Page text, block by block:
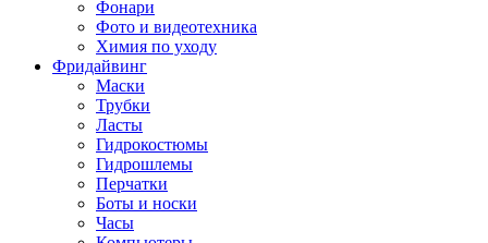
Фонари
Фото и видеотехника
Химия по уходу
Фридайвинг
Маски
Трубки
Ласты
Гидрокостюмы
Гидрошлемы
Перчатки
Боты и носки
Часы